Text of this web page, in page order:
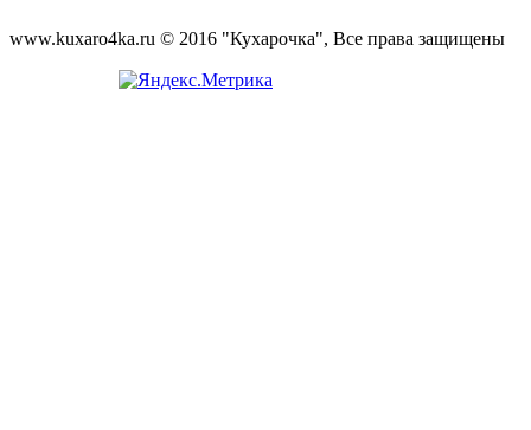
www.kuxaro4ka.ru © 2016 "Кухарочка", Все права защищены